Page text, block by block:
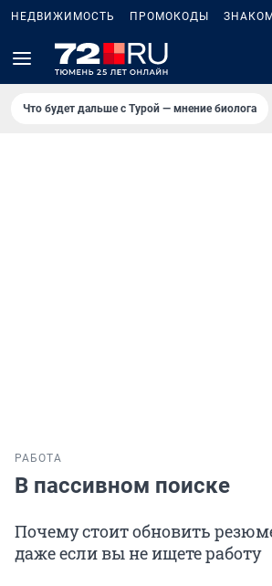
НЕДВИЖИМОСТЬ ПРОМОКОДЫ
Что будет дальше с Турой — мнение биолога
РАБОТА
В пассивном поиске
Почему стоит обновить
даже если вы не ищете работу